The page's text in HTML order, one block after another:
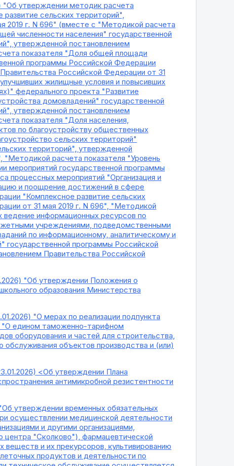
"Об утверждении методик расчета
сельских территорий",
2019 г. N 696" (вместе с "Методикой расчета
численности населения" государственной
утвержденной постановлением
показателя "Доля общей площади
программы Российской Федерации
Российской Федерации от 31
жилищные условия и повысивших
федерального проекта "Развитие
домовладений" государственной
утвержденной постановлением
показателя "Доля населения,
по благоустройству общественных
сельских территорий"
территорий", утвержденной
"Методикой расчета показателя "Уровень
мероприятий государственной программы
процессных мероприятий "Организация и
и поощрение достижений в сфере
"Комплексное развитие сельских
от 31 мая 2019 г. N 696", "Методикой
информационных ресурсов по
учреждениями, подведомственными
по информационному, аналитическому и
государственной программы Российской
Правительства Российской
"Об утверждении Положения о
образования Министерства
"О мерах по реализации подпункта
"О едином таможенно-тарифном
оборудования и частей для строительства,
объектов производства и (или)
<Об утверждении Плана
антимикробной резистентности
утверждении временных обязательных
осуществлении медицинской деятельности
и другими организациями,
центра "Сколково"), фармацевтической
и их прекурсоров, культивированию
продуктов и деятельности по